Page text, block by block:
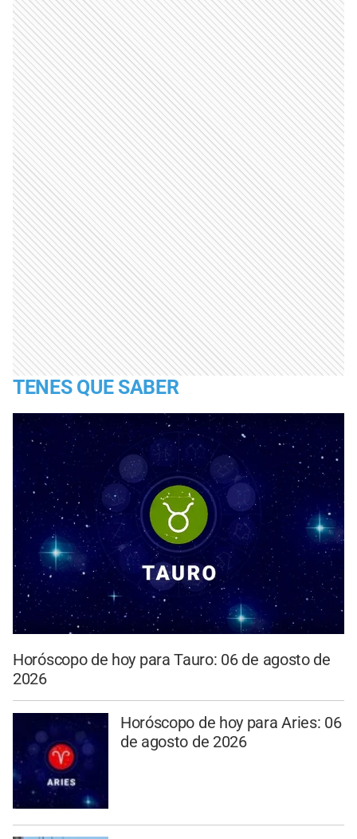
TENES QUE SABER
Horóscopo de hoy para Tauro: 06 de agosto de
2026
Horóscopo de hoy para Aries: 06
de agosto de 2026